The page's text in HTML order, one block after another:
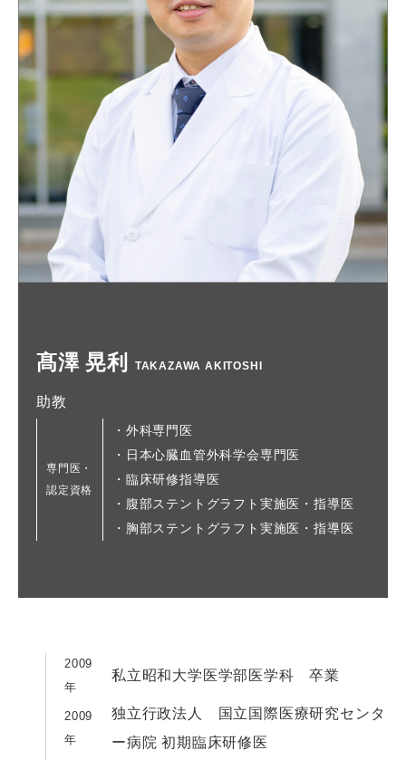
髙澤 晃利 TAKAZAWA AKITOSHI
助教
専門医・
認定資格
・外科専門医
・日本心臓血管外科学会専門医
・臨床研修指導医
・腹部ステントグラフト実施医・指導医
・胸部ステントグラフト実施医・指導医
2009
年
私立昭和大学医学部医学科 卒業
2009
年
独立行政法人 国立国際医療研究センタ
ー病院 初期臨床研修医